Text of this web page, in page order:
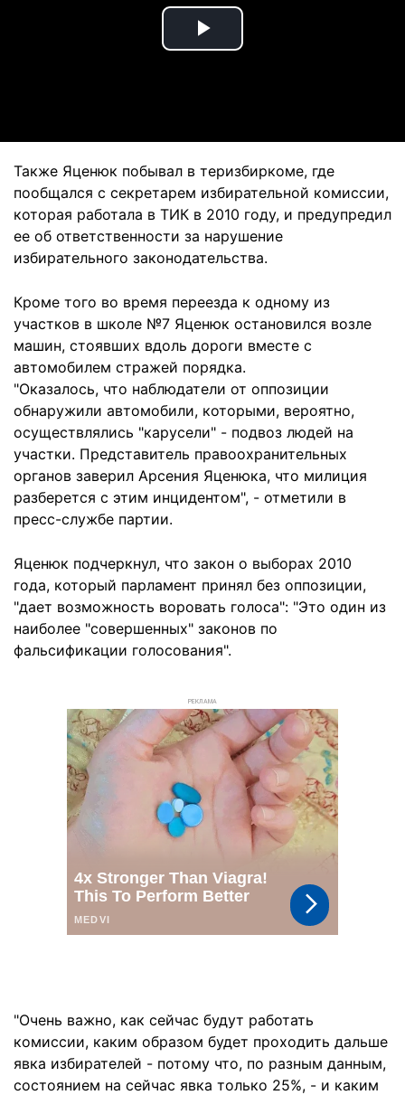
Play
Также Яценюк побывал в теризбиркоме, где
пообщался с секретарем избирательной комиссии,
которая работала в ТИК в 2010 году, и предупредил
ее об ответственности за нарушение
избирательного законодательства.
Кроме того во время переезда к одному из
участков в школе №7 Яценюк остановился возле
машин, стоявших вдоль дороги вместе с
автомобилем стражей порядка.
"Оказалось, что наблюдатели от оппозиции
обнаружили автомобили, которыми, вероятно,
осуществлялись "карусели" - подвоз людей на
участки. Представитель правоохранительных
органов заверил Арсения Яценюка, что милиция
разберется с этим инцидентом", - отметили в
пресс-службе партии.
Яценюк подчеркнул, что закон о выборах 2010
года, который парламент принял без оппозиции,
"дает возможность воровать голоса": "Это один из
наиболее "совершенных" законов по
фальсификации голосования".
РЕКЛАМА
"Очень важно, как сейчас будут работать
комиссии, каким образом будет проходить дальше
явка избирателей - потому что, по разным данным,
состоянием на сейчас явка только 25%, - и каким